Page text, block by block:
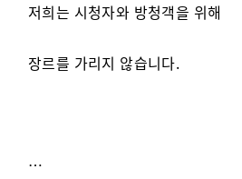
저희는 시청자와 방청객을 위해
장르를 가리지 않습니다.
…